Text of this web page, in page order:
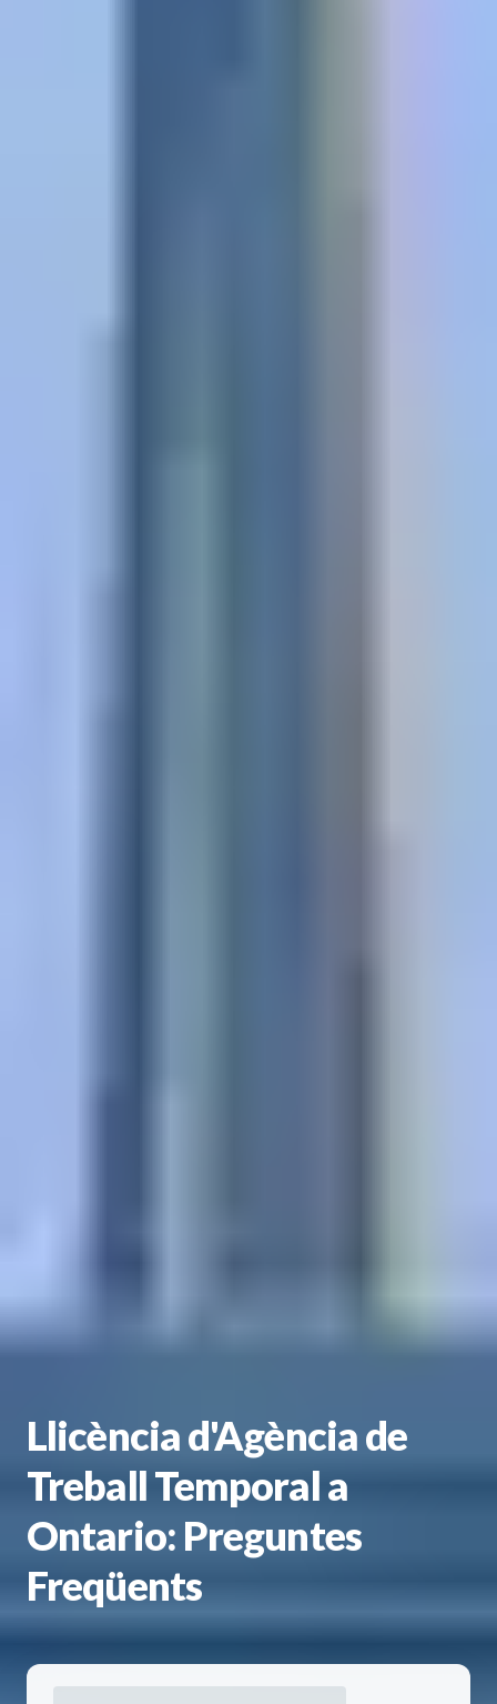
Llicència d'Agència de
Treball Temporal a
Ontario: Preguntes
Freqüents